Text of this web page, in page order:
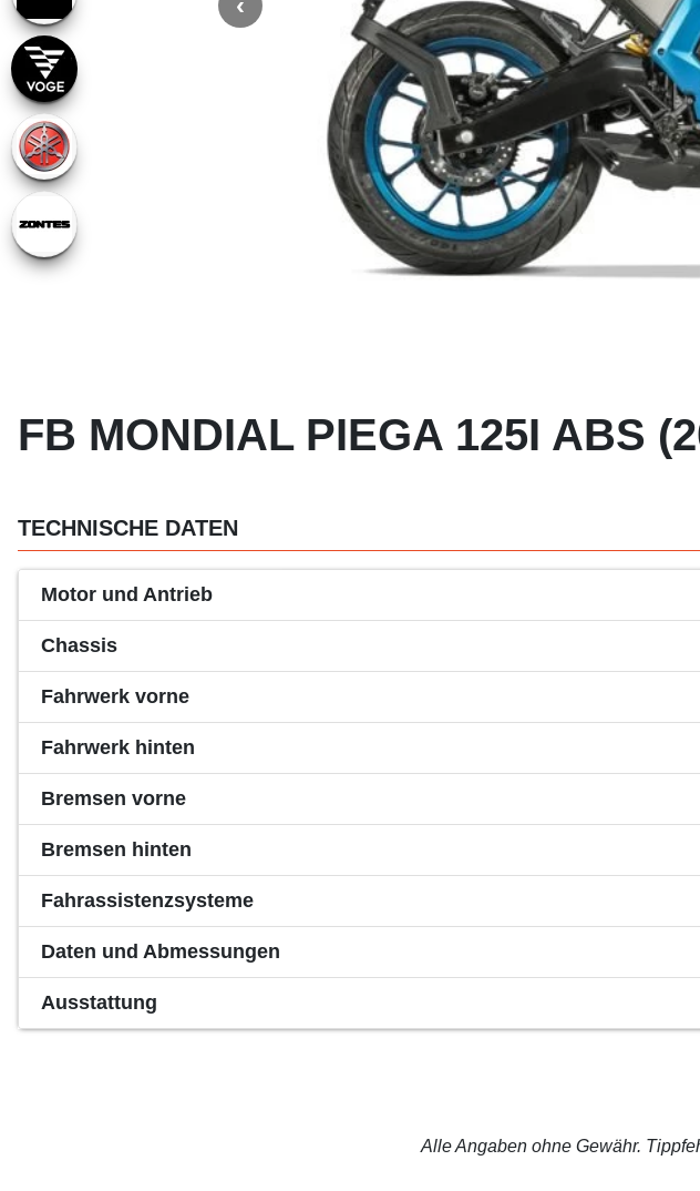
FB MONDIAL PIEGA 125I ABS
TECHNISCHE DATEN
Motor und Antrieb
Chassis
Fahrwerk vorne
Fahrwerk hinten
Bremsen vorne
Bremsen hinten
Fahrassistenzsysteme
Daten und Abmessungen
Ausstattung
Alle Angaben ohne Gewähr.